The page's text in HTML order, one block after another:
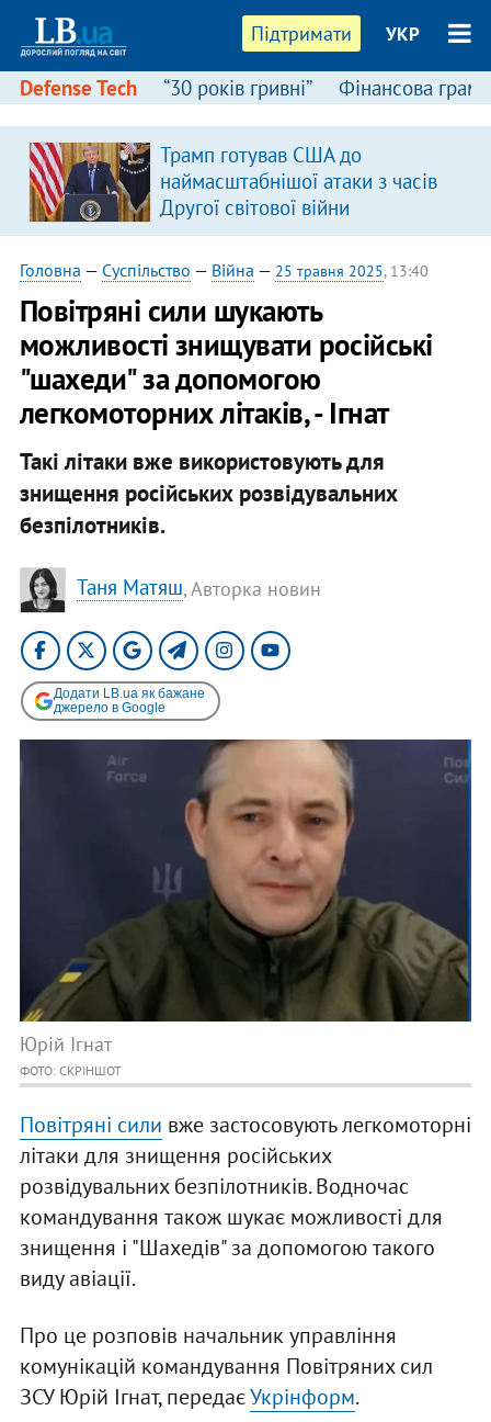
Підтримати УКР
Defense Tech “30 років гривні” Фінансова
Трамп готував США до
наймасштабнішої атаки з часів
Другої світової війни
Головна — Суспільство — Війна — 25 травня 2025, 13:40
​Повітряні сили шукають
можливості знищувати російські
"шахеди" за допомогою
легкомоторних літаків, - Ігнат
Такі літаки вже використовують для
знищення російських розвідувальних
безпілотників.
Таня Матяш, Авторка новин
Додати LB.ua як бажане
джерело в Google
Юрій Ігнат
ФОТО: СКРІНШОТ
Повітряні сили вже застосовують легкомоторні
літаки для знищення російських
розвідувальних безпілотників. Водночас
командування також шукає можливості для
знищення і "Шахедів" за допомогою такого
виду авіації.
Про це розповів начальник управління
комунікацій командування Повітряних сил
ЗСУ Юрій Ігнат, передаєУкрінформ.